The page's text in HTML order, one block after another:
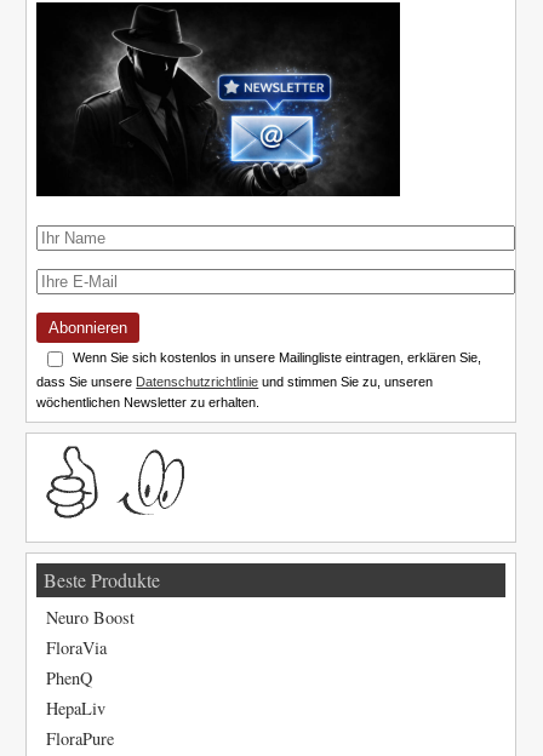
Abonnieren
Wenn Sie sich kostenlos in unsere Mailingliste eintragen, erklären Sie,
dass Sie unsere Datenschutzrichtlinie und stimmen Sie zu, unseren
wöchentlichen Newsletter zu erhalten.
Beste Produkte
Neuro Boost
FloraVia
PhenQ
HepaLiv
FloraPure